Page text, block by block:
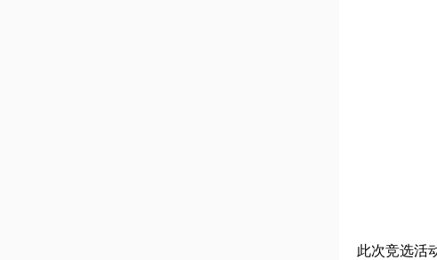
此次竞选活